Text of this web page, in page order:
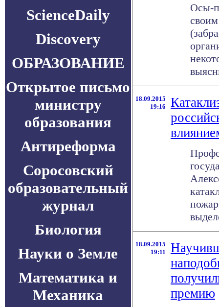
ScienceDaily
Discovery
ОБРАЗОВАНИЕ
Открытое письмо
министру
образования
Антиреформа
Соросовский
образовательный
журнал
Биология
Науки о Земле
Математика и
Механика
Осы-
18.09.2015
19:16
18.09.2015
19:11
премию